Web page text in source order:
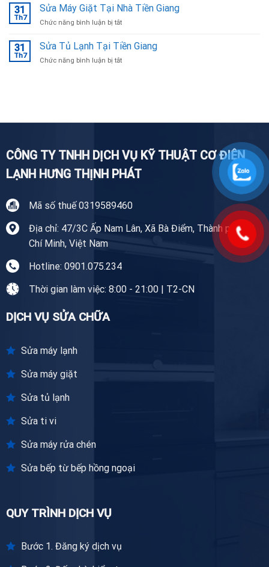
Ninh
tủ
Tại
Ninh
31
Th7
Sửa Máy Giặt Tại Nhà Tiền Giang
Chức năng bình luận bị tắtở
Máy
Giặt
Tại
31
Th7
Sửa Tủ Lạnh Tại Tiền Giang
Chức năng bình luận bị tắtở
Giang
CÔNG TY TNHH DỊCH VỤ KỸ THUẬT CƠ ĐIỆN
LẠNH HƯNG THỊNH PHÁT
Mã số thuế 0319589460
Địa chỉ: 47/3C Ấp Nam Lân, Xã Bà Điểm, Thành phố Hồ
Chí Minh, Việt Nam
Hotline: 0901.075.234
Thời gian làm việc: 8:00 - 21:00 | T2-CN
DỊCH VỤ SỬA CHỮA
Sửa máy lạnh
Sửa máy giặt
Sửa tủ lạnh
Sửa ti vi
Sửa máy rửa chén
Sửa bếp từ bếp hồng ngoại
QUY TRÌNH DỊCH VỤ
Bước 1. Đăng ký dịch vụ